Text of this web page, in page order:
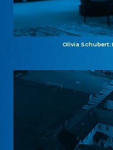
Olivia Schubert: